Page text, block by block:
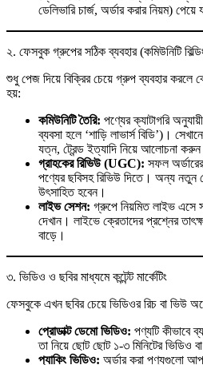
ডেলিভারি চার্জ, অর্ডার করার নিয়ম) পেয়ে
২. ফেসবুক গ্রুপের সঠিক ব্যবহার (কমিউনিটি
শুধু পেজ দিয়ে বিক্রির চেয়ে গ্রুপ ব্যবহার করলে
হয়:
কমিউনিটি তৈরি: পণ্যের ক্যাটাগরি
ব্যবসা হলে ‘শাড়ি লাভার্স বিডি’)।
যত্ন, ট্রেন্ড ইত্যাদি নিয়ে আলোচনা
গ্রাহকের রিভিউ (UGC): সফল
পণ্যের ছবিসহ রিভিউ দিতে। অন্য নতুন
উৎসাহিত হবেন।
লাইভ সেশন: গ্রুপে নিয়মিত লাইভ এসে
দেখান। লাইভে ক্রেতাদের প্রশ্নের
বাড়ে।
৩. ভিডিও ও ছবির মাধ্যমে কন্টেন্ট মার্কেটিং
ফেসবুকে এখন ছবির চেয়ে ভিডিওর রিচ বা ভিউ
প্রোডাক্ট ডেমো ভিডিও: পণ্যটি কীভাবে
তা নিয়ে ছোট ছোট ১-৩ মিনিটের ভিডিও
প্যাকিং ভিডিও: অর্ডার করা পণ্যগুলো